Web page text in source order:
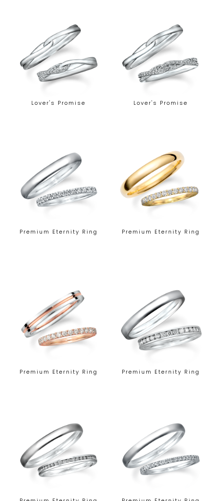
Lover's Promise Lover's Promise
Premium Eternity Ring Premium Eternity Ring
Premium Eternity Ring Premium Eternity Ring